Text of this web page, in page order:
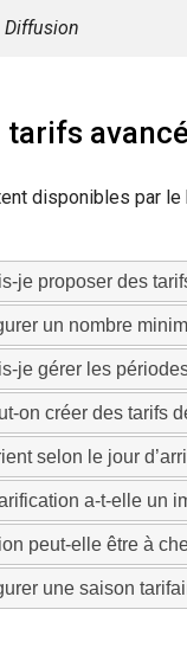
Diffusion
tarifs
disponibles par
je proposer des
un nombre
je gérer les
on créer des tarifs
selon le jour
a-t-elle un
peut-elle être à
une saison